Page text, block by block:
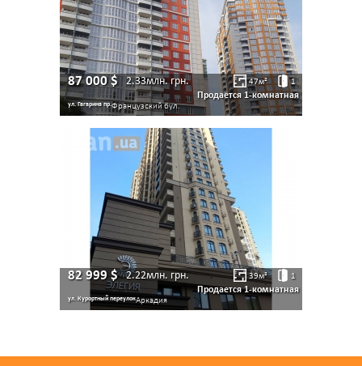
87 000$ 2.33млн.грн. 47м² 1
Продается 1-комнатная
ул. Гагарина пр.Французский бул.
82 999 $ 2.22млн. грн. 39м² 1
Продается 1-комнатная
ул. Курортный переулокАркадия